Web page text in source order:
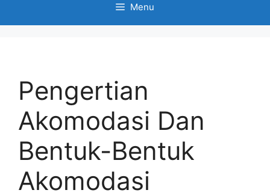
Menu
Pengertian
Akomodasi Dan
Bentuk-Bentuk
Akomodasi